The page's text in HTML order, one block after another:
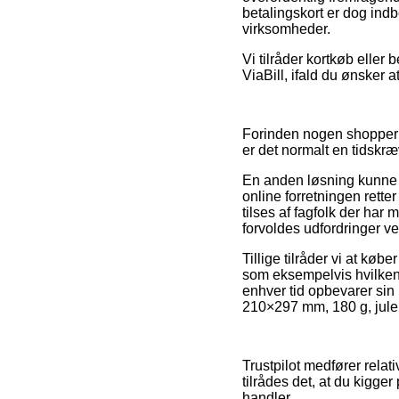
betalingskort er dog
virksomheder.
Vi tilråder kortkøb eller
ViaBill, ifald du ønsker
Forinden nogen
er det normalt en
En anden løsning
online forretningen
tilses af fagfolk der har
forvoldes udfordringer
Tillige tilråder vi at
som eksempelvis
enhver tid opbevarer
210×297 mm, 180 g,
Trustpilot medfører
tilrådes det, at du kigger